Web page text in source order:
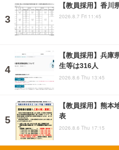
【教員採用】香川
2026.8.7 Fri 11:45
【教員採用】兵
生等は316人
2026.8.6 Thu 13:45
【教員採用】熊
表
2026.8.6 Thu 17:15